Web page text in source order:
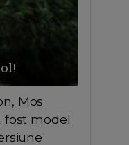
Mos
fost model